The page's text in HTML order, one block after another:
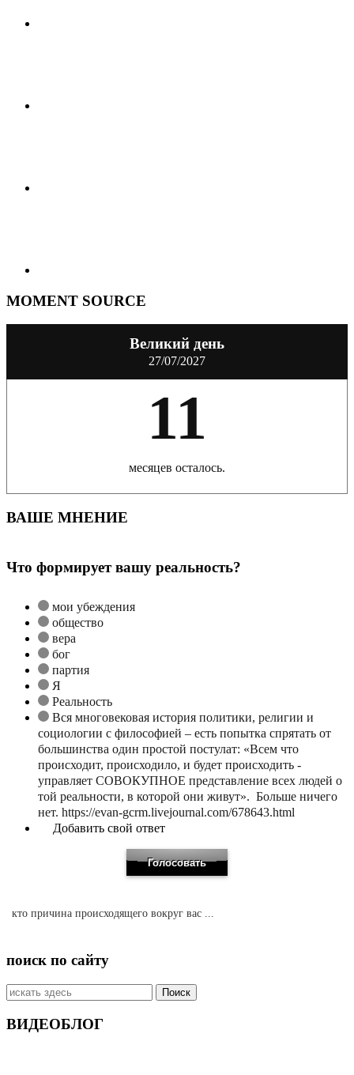
MOMENT SOURCE
Великий день
27/07/2027
11
месяцев осталось.
ВАШЕ МНЕНИЕ
Что формирует вашу реальность?
мои убеждения
общество
вера
бог
партия
Я
Реальность
Вся многовековая история политики, религии и
социологии с философией – есть попытка спрятать от
большинства один простой постулат: «Всем что
происходит, происходило, и будет происходить -
управляет СОВОКУПНОЕ представление всех людей о
той реальности, в которой они живут». Больше ничего
нет. https://evan-gcrm.livejournal.com/678643.html
Добавить свой ответ
кто причина происходящего вокруг вас ...
поиск по сайту
Искать:
ВИДЕОБЛОГ